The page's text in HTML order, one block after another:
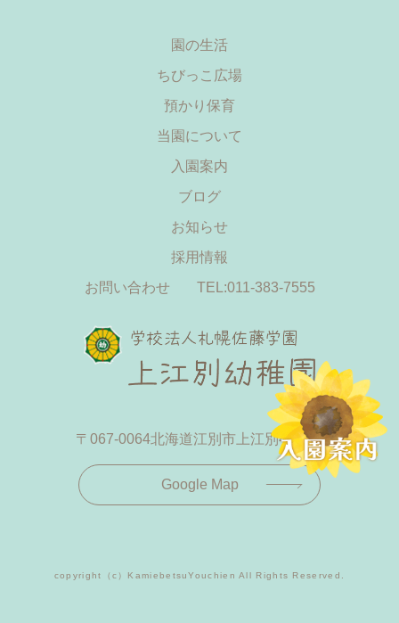
園の生活
ちびっこ広場
預かり保育
当園について
入園案内
ブログ
お知らせ
採用情報
お問い合わせ
TEL:011-383-7555
〒067-0064北海道江別市上江別433-19
Google Map
copyright（c）KamiebetsuYouchien All Rights Reserved.